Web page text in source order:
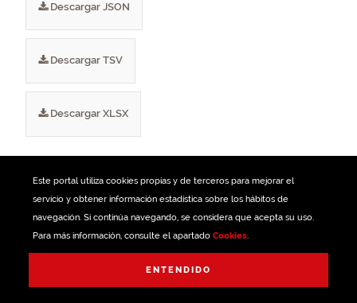
Este portal utiliza cookiespropias y de terceros para mejorar el
servicio y obtener información estadística sobre los hábitos de
navegación. Si continúa navegando, se considera que acepta su uso.
Para más información, consulte el apartado Cookies.
ENTENDIDO
Descargar JSON
Descargar TSV
Descargar XLSX
ETIQUETAS
Refuerzos